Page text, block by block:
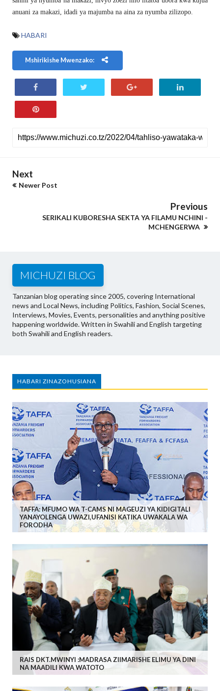
anuani za makazi, idadi ya majumba na aina za nyumba zilizopo.
HABARI
Mshirikishe Mwenzako:
Next
Newer Post
Previous
SERIKALI KUBORESHA SEKTA YA FILAMU NCHINI -
MCHENGERWA
MICHUZI BLOG
Tanzanian blog operating since 2005, covering International
news and Local News, including Politics, Fashion, Social Scenes,
Interviews, Movies, Events, personalities and anything positive
happening worldwide. Written in Swahili and English targeting
both Swahili and English readers.
HABARI ZINAZOHUSIANA
TAFFA: MFUMO WA T-CAMS NI MAGEUZI YA KIDIGITALI
YANAYOLENGA UWAZI,UFANISI KATIKA UWAKALA WA
FORODHA
RAIS DKT.MWINYI :MADRASA ZIIMARISHE ELIMU YA DINI
NA MAADILI KWA WATOTO